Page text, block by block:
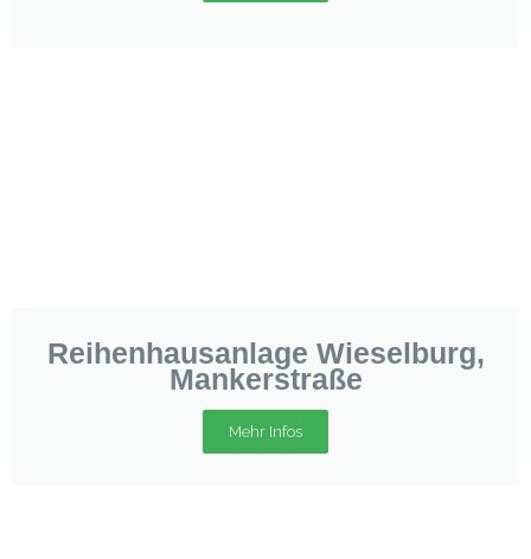
Reihenhausanlage Wieselburg,
Mankerstraße
Mehr Infos